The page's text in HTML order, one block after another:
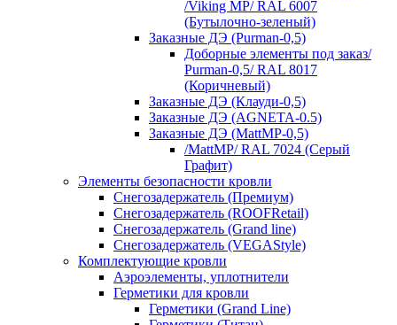
/Viking MP/ RAL 6007
(Бутылочно-зеленый)
Заказные ДЭ (Purman-0,5)
Доборные элементы под заказ/
Purman-0,5/ RAL 8017
(Коричневый)
Заказные ДЭ (Клауди-0,5)
Заказные ДЭ (AGNETA-0.5)
Заказные ДЭ (MattMP-0,5)
/MattMP/ RAL 7024 (Серый
Графит)
Элементы безопасности кровли
Снегозадержатель (Премиум)
Снегозадержатель (ROOFRetail)
Снегозадержатель (Grand line)
Снегозадержатель (VEGAStyle)
Комплектующие кровли
Аэроэлементы, уплотнители
Герметики для кровли
Герметики (Grand Line)